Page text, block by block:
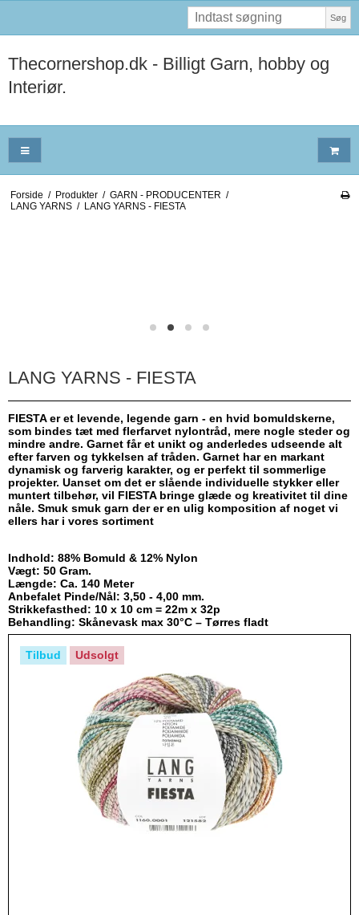
Søg
Thecornershop.dk - Billigt Garn, hobby og
Interiør.
Forside / Produkter / GARN - PRODUCENTER /
LANG YARNS / LANG YARNS - FIESTA
LANG YARNS - FIESTA
FIESTA er et levende, legende garn - en hvid bomuldskerne,
som bindes tæt med flerfarvet nylontråd, mere nogle steder og
mindre andre. Garnet får et unikt og anderledes udseende alt
efter farven og tykkelsen af ​​tråden. Garnet har en markant
dynamisk og farverig karakter, og er perfekt til sommerlige
projekter. Uanset om det er slående individuelle stykker eller
muntert tilbehør, vil FIESTA bringe glæde og kreativitet til dine
nåle. Smuk smuk garn der er en ulig komposition af noget vi
ellers har i vores sortiment
Indhold: 88% Bomuld & 12% Nylon
Vægt: 50 Gram.
Længde: Ca. 140 Meter
Anbefalet Pinde/Nål: 3,50 - 4,00 mm.
Strikkefasthed: 10 x 10 cm = 22m x 32p
Behandling: Skånevask max 30°C – Tørres fladt
Tilbud Udsolgt